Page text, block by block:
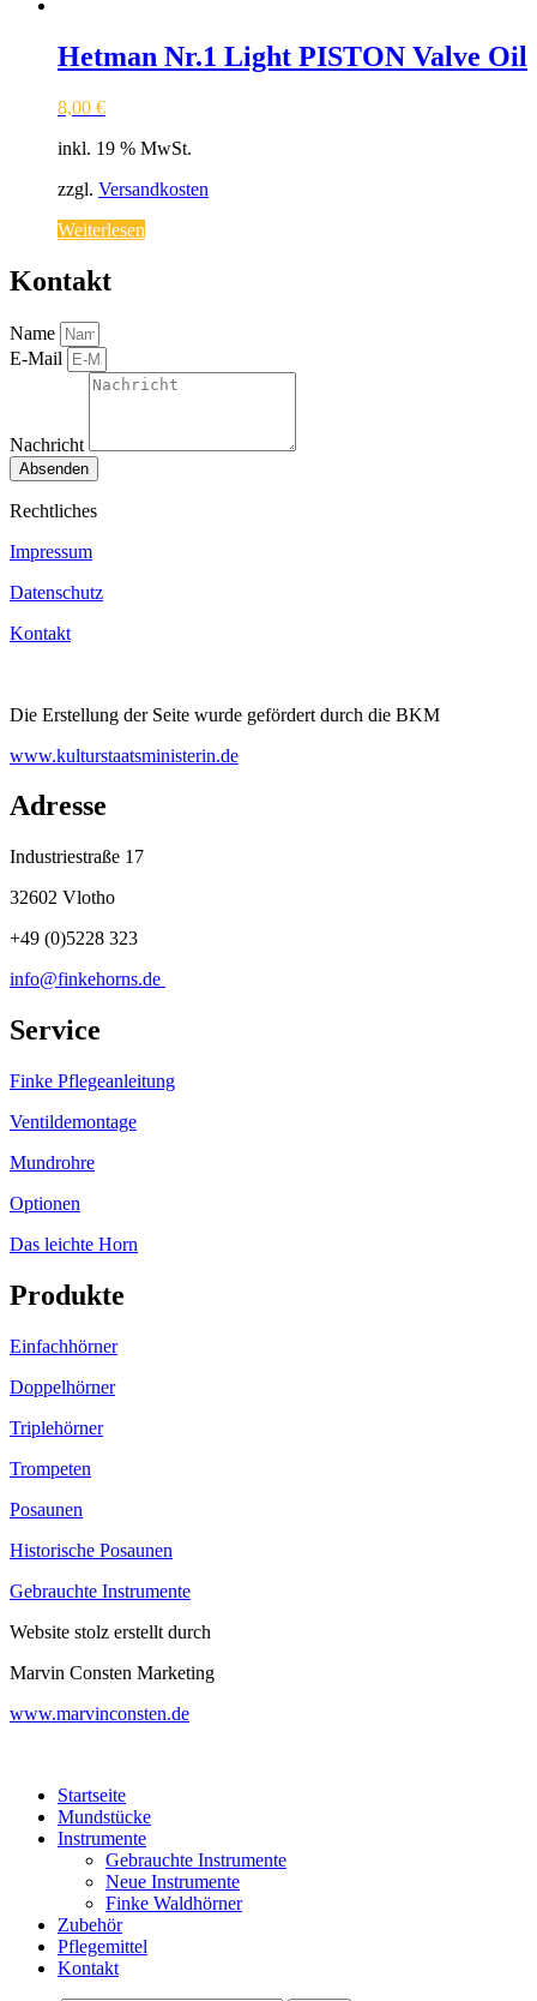
Hetman Nr.1 Light PISTON Valve Oil
8,00 €
inkl. 19 % MwSt.
zzgl. Versandkosten
Weiterlesen
Kontakt
Name
E-Mail
Nachricht
Absenden
Rechtliches
Impressum
Datenschutz
Kontakt
Die Erstellung der Seite wurde gefördert durch die BKM
www.kulturstaatsministerin.de
Adresse
Industriestraße 17
32602 Vlotho
+49 (0)5228 323
info@finkehorns.de
Service
Finke Pflegeanleitung
Ventildemontage
Mundrohre
Optionen
Das leichte Horn
Produkte
Einfachhörner
Doppelhörner
Triplehörner
Trompeten
Posaunen
Historische Posaunen
Gebrauchte Instrumente
Website stolz erstellt durch
Marvin Consten Marketing
www.marvinconsten.de
Startseite
Mundstücke
Instrumente
Gebrauchte Instrumente
Neue Instrumente
Finke Waldhörner
Zubehör
Pflegemittel
Kontakt